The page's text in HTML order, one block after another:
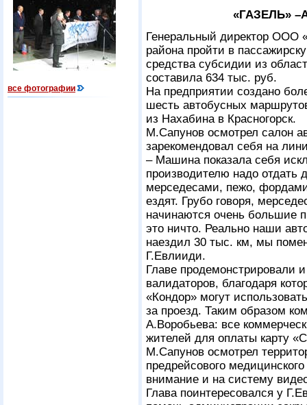
все фотографии
«ГАЗЕЛЬ»
Генеральный директор ООО
района пройти в
средства субсидии из
составила 634 тыс. руб.
На предприятии создано
шесть автобусных
из Нахабина в Красногорск.
М.Сапунов осмотрел салон
зарекомендовал себя на
– Машина показала себя
производителю надо отдать
мерседесами, пежо,
ездят. Грубо говоря,
начинаются очень большие
это ничто. Реально наши
наездил 30 тыс. км, мы
Г.Евлииди.
Главе продемонстрировали
валидаторов, благодаря
«Кондор» могут
за проезд. Таким образом
А.Воробьева: все
жителей для оплаты карту
М.Сапунов осмотрел
предрейсового
внимание и на систему
Глава поинтересовался у